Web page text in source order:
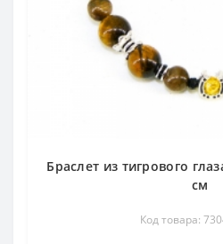
Браслет из тигрового
см
Код товара: